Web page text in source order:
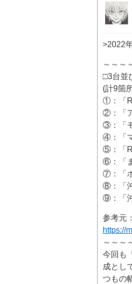
>2022
～～～
□3台並
(計9箇
①：「
②：「
③：「
④：「
⑤：「
⑥：「
⑦：「
⑧：「
⑨：「
参考元：
https://
～～～
今回も
成とし
つもの